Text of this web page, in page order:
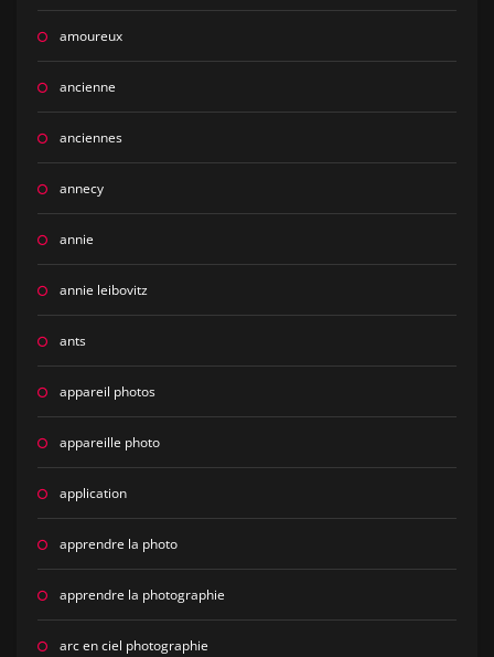
amoureux
ancienne
anciennes
annecy
annie
annie leibovitz
ants
appareil photos
appareille photo
application
apprendre la photo
apprendre la photographie
arc en ciel photographie